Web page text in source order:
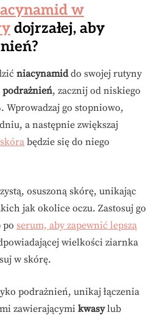
w
dojrzałej, aby
niacynamiddo swojej rutyny
podrażnień, zacznij od niskiego
Wprowadzaj go stopniowo,
a następnie zwiększaj
skóra będzie się do niego
osuszoną skórę, unikając
jak okolice oczu. Zastosuj go
po serum, aby zapewnić lepszą
wielkości ziarnka
w skórę.
podrażnień, unikaj łączenia
zawierającymi kwasylub